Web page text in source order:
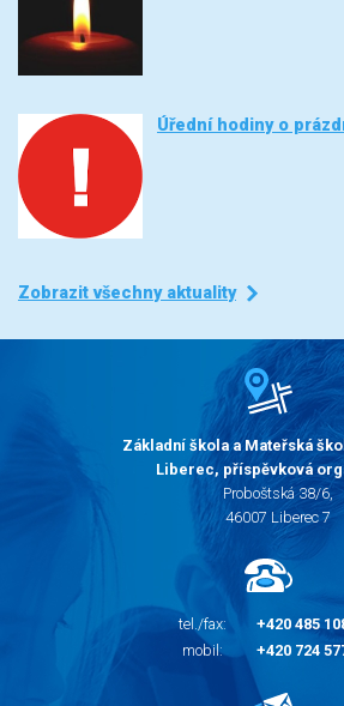
Úřední hodiny o
Zobrazit všechny aktuality
Základní škola a Mateřská
Liberec, příspěvková
Proboštská 38/6,
46007 Liberec 7
tel./fax:
+420 485
mobil:
+420 724